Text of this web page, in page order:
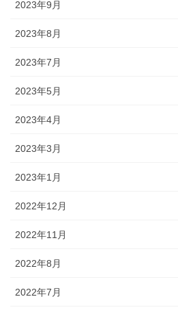
2023年9月
2023年8月
2023年7月
2023年5月
2023年4月
2023年3月
2023年1月
2022年12月
2022年11月
2022年8月
2022年7月